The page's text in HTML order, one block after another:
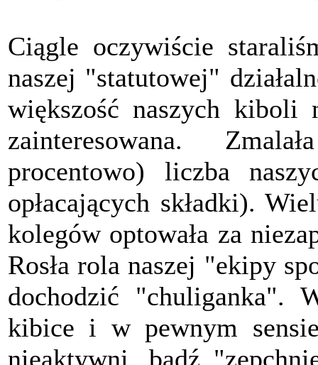
Ciągle oczywiście
naszej "statutowej"
większość naszych kiboli
zainteresowana.
procentowo) liczba
opłacających składki).
kolegów optowała za
Rosła rola naszej "ekipy
dochodzić "chuliganka".
kibice i w pewnym
nieaktywni, bądź